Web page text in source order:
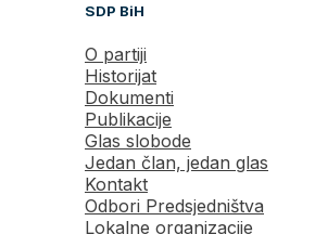
SDP BiH
O partiji
Historijat
Dokumenti
Publikacije
Glas slobode
Jedan član, jedan glas
Kontakt
Odbori Predsjedništva
Lokalne organizacije